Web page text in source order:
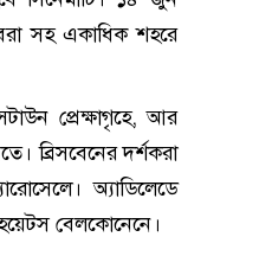
সহ একাধিক শহরে
প্রেক্ষাগৃহে, আর
ব্রিসবেনের দর্শকরা
অ্যাডিলেডে
বেলকোনেনে।